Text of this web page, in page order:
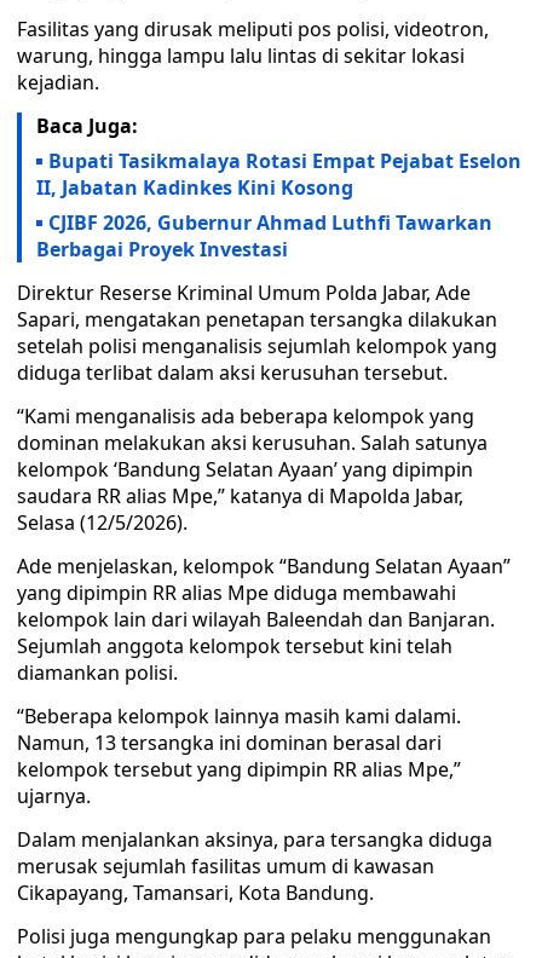
Fasilitas yang dirusak meliputi pos polisi, videotron,
warung, hingga lampu lalu lintas di sekitar lokasi
kejadian.
Baca Juga:
Bupati Tasikmalaya Rotasi Empat Pejabat Eselon
II, Jabatan Kadinkes Kini Kosong
CJIBF 2026, Gubernur Ahmad Luthfi Tawarkan
Berbagai Proyek Investasi
Direktur Reserse Kriminal Umum Polda Jabar, Ade
Sapari, mengatakan penetapan tersangka dilakukan
setelah polisi menganalisis sejumlah kelompok yang
diduga terlibat dalam aksi kerusuhan tersebut.
“Kami menganalisis ada beberapa kelompok yang
dominan melakukan aksi kerusuhan. Salah satunya
kelompok ‘Bandung Selatan Ayaan’ yang dipimpin
saudara RR alias Mpe,” katanya di Mapolda Jabar,
Selasa (12/5/2026).
Ade menjelaskan, kelompok “Bandung Selatan Ayaan”
yang dipimpin RR alias Mpe diduga membawahi
kelompok lain dari wilayah Baleendah dan Banjaran.
Sejumlah anggota kelompok tersebut kini telah
diamankan polisi.
“Beberapa kelompok lainnya masih kami dalami.
Namun, 13 tersangka ini dominan berasal dari
kelompok tersebut yang dipimpin RR alias Mpe,”
ujarnya.
Dalam menjalankan aksinya, para tersangka diduga
merusak sejumlah fasilitas umum di kawasan
Cikapayang, Tamansari, Kota Bandung.
Polisi juga mengungkap para pelaku menggunakan